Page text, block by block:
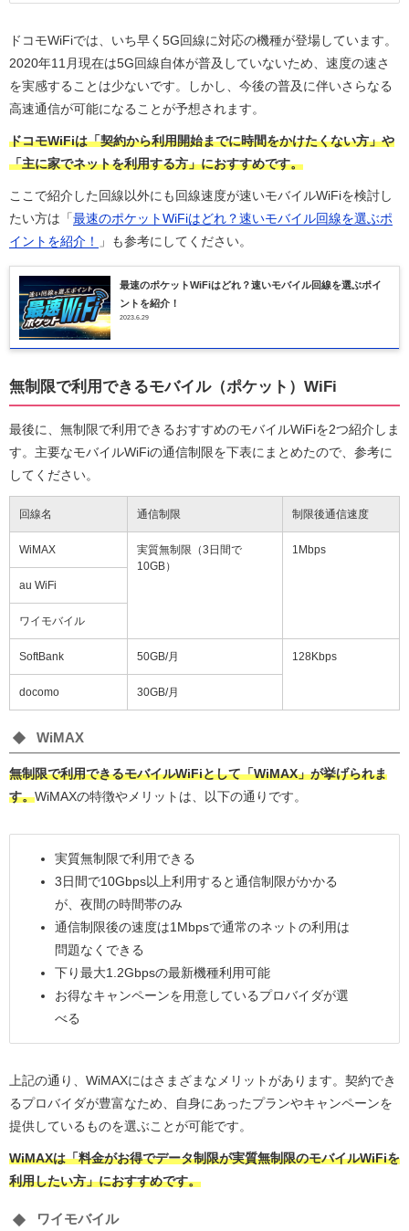
ドコモWiFiでは、いち早く5G回線に対応の機種が登場しています。
2020年11月現在は5G回線自体が普及していないため、速度の速さ
を実感することは少ないです。しかし、今後の普及に伴いさらなる
高速通信が可能になることが予想されます。
ドコモWiFiは「契約から利用開始までに時間をかけたくない方」や
「主に家でネットを利用する方」におすすめです。
ここで紹介した回線以外にも回線速度が速いモバイルWiFiを検討し
たい方は「最速のポケットWiFiはどれ？速いモバイル回線を選ぶポ
イントを紹介！
」も参考にしてください。
最速のポケットWiFiはどれ？速いモバイル回線を選ぶポイ
ントを紹介！
2023.6.29
無制限で利用できるモバイル（ポケット）WiFi
最後に、無制限で利用できるおすすめのモバイルWiFiを2つ紹介しま
す。主要なモバイルWiFiの通信制限を下表にまとめたので、参考に
してください。
回線名 通信制限 制限後通信速度
WiMAX
実質無制限（3日間で
10GB）
1Mbps
au WiFi
ワイモバイル
SoftBank 50GB/月 128Kbps
docomo 30GB/月
WiMAX
無制限で利用できるモバイルWiFiとして「WiMAX」が挙げられま
す。WiMAXの特徴やメリットは、以下の通りです。
実質無制限で利用できる
3日間で10Gbps以上利用すると通信制限がかかる
が、夜間の時間帯のみ
通信制限後の速度は1Mbpsで通常のネットの利用は
問題なくできる
下り最大1.2Gbpsの最新機種利用可能
お得なキャンペーンを用意しているプロバイダが選
べる
上記の通り、WiMAXにはさまざまなメリットがあります。契約でき
るプロバイダが豊富なため、自身にあったプランやキャンペーンを
提供しているものを選ぶことが可能です。
WiMAXは「料金がお得でデータ制限が実質無制限のモバイルWiFiを
利用したい方」におすすめです。
ワイモバイル